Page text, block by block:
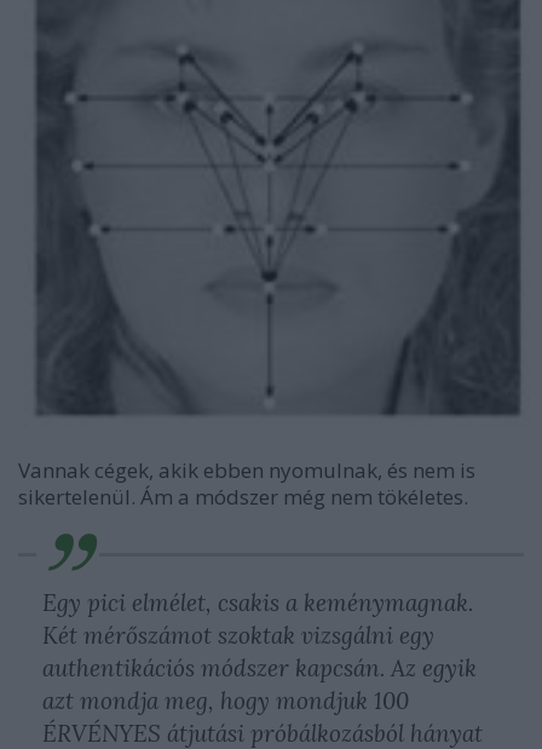
Vannak cégek, akik ebben nyomulnak, és nem is
sikertelenül. Ám a módszer még nem tökéletes.
Egy pici elmélet, csakis a keménymagnak.
Két mérőszámot szoktak vizsgálni egy
authentikációs módszer kapcsán. Az egyik
azt mondja meg, hogy mondjuk 100
ÉRVÉNYES átjutási próbálkozásból hányat